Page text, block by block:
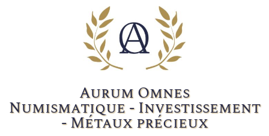
Aurum Omnes
Numismatique - Investissement
- Métaux précieux